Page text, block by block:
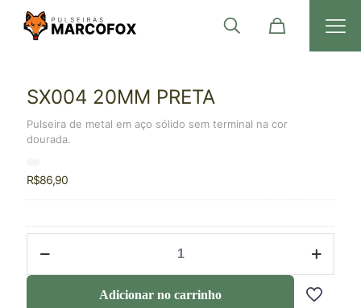
SX004 20MM PRETA
Pulseira de metal em aço sólido sem terminal na cor
dourada.
R$86,90
Adicionar no carrinho